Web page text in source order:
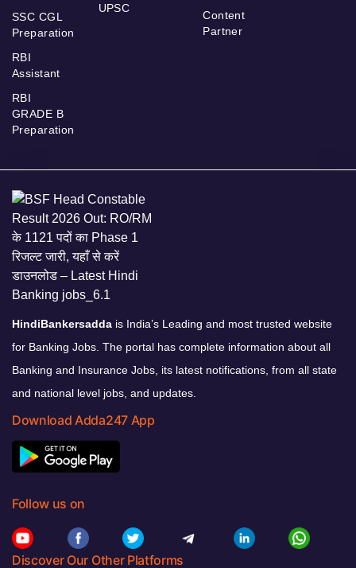
SSC CGL
Preparation
RBI
Assistant
RBI
GRADE B
Preparation
UPSC
Content
Partner
HindiBankersadda is India’s Leading and most trusted website
for Banking Jobs. The portal has complete information about all
Banking and Insurance Jobs, its latest notifications, from all state
and national level jobs, and updates.
Download Adda247 App
Follow us on
Discover Our Other Platforms